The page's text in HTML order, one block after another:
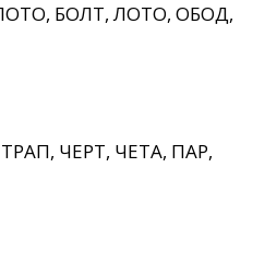
БОЛТ, ЛОТО, ОБОД,
ЧЕРТ, ЧЕТА, ПАР,